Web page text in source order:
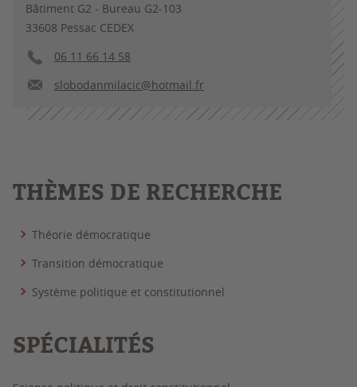
Bâtiment G2 - Bureau G2-103
33608 Pessac CEDEX
06 11 66 14 58
slobodanmilacic@hotmail.fr
THÈMES DE RECHERCHE
Théorie démocratique
Transition démocratique
Système politique et constitutionnel
SPÉCIALITÉS